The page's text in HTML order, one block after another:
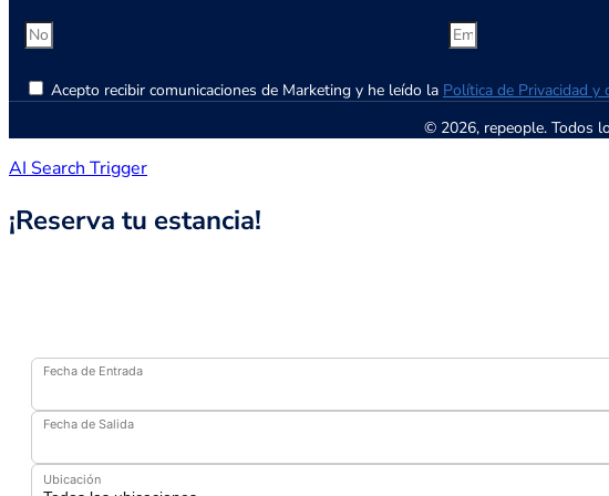
Acepto recibir comunicaciones de Marketing y he leído la Política de Privacidad y
© 2026, repeople. Todos
AI Search Trigger
¡Reserva tu estancia!
Fecha de Entrada
Fecha de Salida
Ubicación